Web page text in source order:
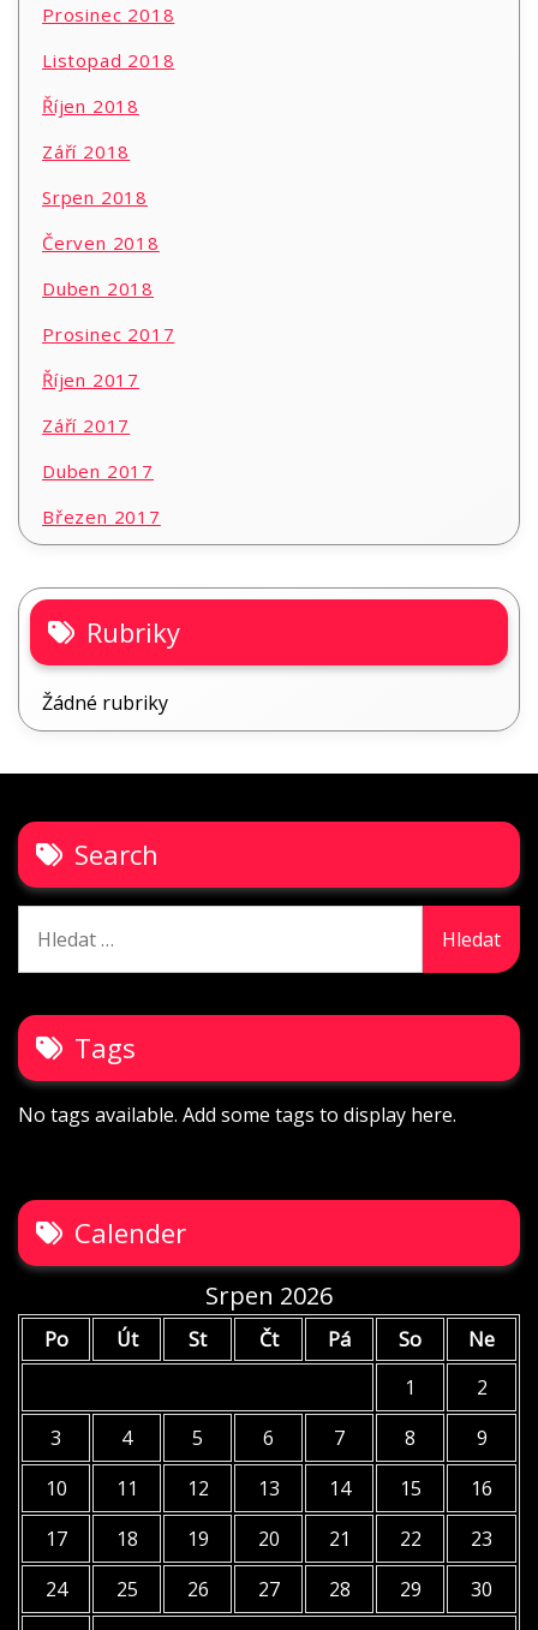
Prosinec 2018
Listopad 2018
Říjen 2018
Září 2018
Srpen 2018
Červen 2018
Duben 2018
Prosinec 2017
Říjen 2017
Září 2017
Duben 2017
Březen 2017
Rubriky
Žádné rubriky
Search
Tags
No tags available. Add some tags to display here.
Calender
Srpen 2026
Po Út St Čt Pá So
Ne
1
2
3
4 5 6 7 8
9
10
11 12 13 14 15
16
17
18 19 20 21 22
23
24
25 26 27 28 29
30